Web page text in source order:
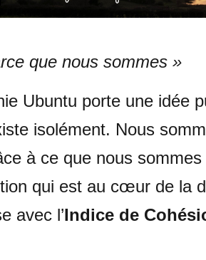
que nous sommes »
Ubuntu porte une idée
isolément. Nous
à ce que nous sommes
qui est au cœur de la
avec l’Indice de